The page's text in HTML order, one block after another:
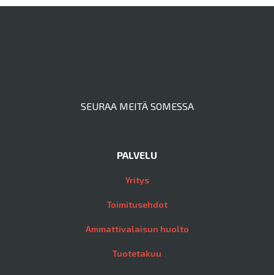
SEURAA MEITÄ SOMESSA
PALVELU
Yritys
Toimitusehdot
Ammattivalaisun huolto
Tuotetakuu